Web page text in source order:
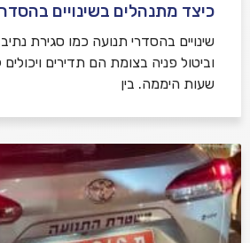
כיצד מתנהלים בשינויים
שינויים בהסדרי תנועה כמו סגירת
וביטול פניה בצומת הם תדירים
שעות היממה. בין